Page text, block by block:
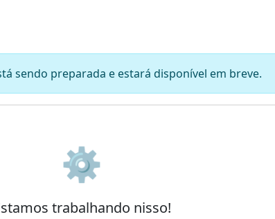
sendo preparada e estará disponível em breve.
⚙️
trabalhando nisso!